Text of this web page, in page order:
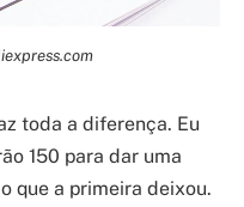
toda a diferença. Eu
150 para dar uma
que a primeira deixou.